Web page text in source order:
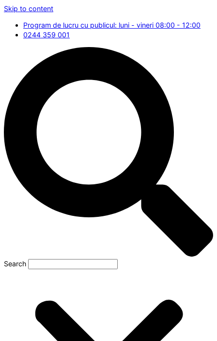
Skip to content
Program de lucru cu publicul: luni - vineri 08:00 - 12:00
0244 359 001
Search